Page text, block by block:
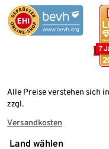
Alle Preise verstehen sich
zzgl.
Versandkosten
Land wählen